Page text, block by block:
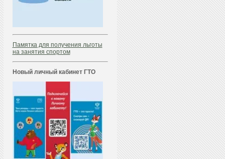
Памятка для получения льготы
на занятия спортом
Новый личный кабинет ГТО